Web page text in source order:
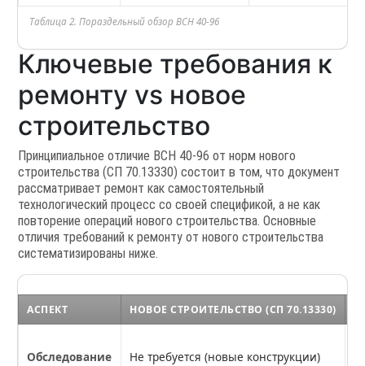
Таблица 2. Пораздельный обзор ВСН 40-96
Ключевые требования к
ремонту vs новое
строительство
Принципиальное отличие ВСН 40-96 от норм нового
строительства (СП 70.13330) состоит в том, что документ
рассматривает ремонт как самостоятельный
технологический процесс со своей спецификой, а не как
повторение операций нового строительства. Основные
отличия требований к ремонту от нового строительства
систематизированы ниже.
АСПЕКТ НОВОЕ СТРОИТЕЛЬСТВО (СП 70.13330)
Обследование Не требуется (новые конструкции)